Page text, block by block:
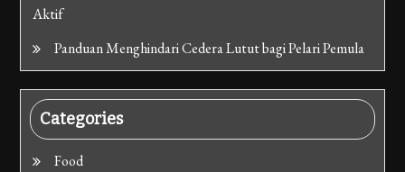
Aktif
Panduan Menghindari Cedera Lutut bagi Pelari Pemula
Categories
Food